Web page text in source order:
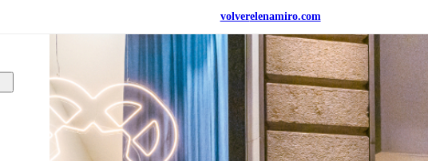
volverelenamiro.com